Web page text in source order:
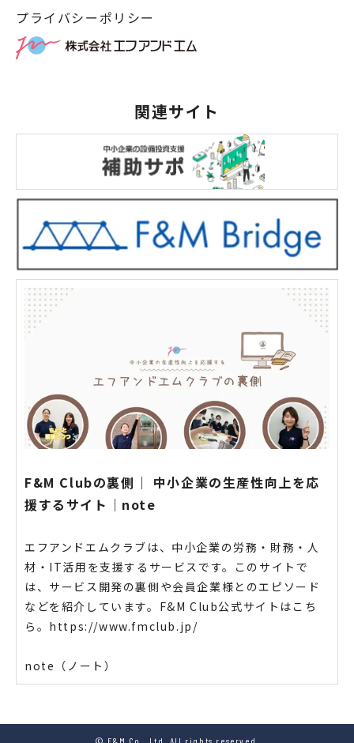
プライバシーポリシー
関連サイト
F&M Clubの裏側｜ 中小企業の生産性向上を応
援するサイト｜note
エフアンドエムクラブは、中小企業の労務・財務・人
材・IT活用を支援するサービスです。このサイトで
は、サービス開発の裏側や会員企業様とのエピソード
などを紹介しています。F&M Club公式サイトはこち
ら。https://www.fmclub.jp/
note（ノート）